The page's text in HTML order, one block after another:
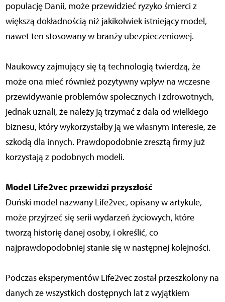
populację Danii, może przewidzieć ryzyko śmierci z
większą dokładnością niż jakikolwiek istniejący model,
nawet ten stosowany w branży ubezpieczeniowej.
Naukowcy zajmujący się tą technologią twierdzą, że
może ona mieć również pozytywny wpływ na wczesne
przewidywanie problemów społecznych i zdrowotnych,
jednak uznali, że należy ją trzymać z dala od wielkiego
biznesu, który wykorzystałby ją we własnym interesie, ze
szkodą dla innych. Prawdopodobnie zresztą firmy już
korzystają z podobnych modeli.
Model Life2vec przewidzi przyszłość
Duński model nazwany Life2vec, opisany w artykule,
może przyjrzeć się serii wydarzeń życiowych, które
tworzą historię danej osoby, i określić, co
najprawdopodobniej stanie się w następnej kolejności.
Podczas eksperymentów Life2vec został przeszkolony na
danych ze wszystkich dostępnych lat z wyjątkiem